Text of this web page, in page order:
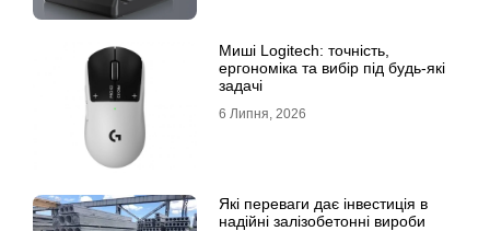
Миші Logitech: точність,
ергономіка та вибір під будь-які
задачі
6 Липня, 2026
Які переваги дає інвестиція в
надійні залізобетонні вироби